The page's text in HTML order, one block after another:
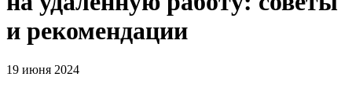
и рекомендации
19 июня 2024